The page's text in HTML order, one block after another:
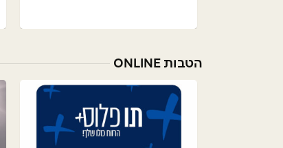
הטבות ONLINE